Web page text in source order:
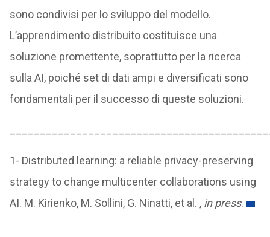
sono condivisi per lo sviluppo del modello.
L’apprendimento distribuito costituisce una
soluzione promettente, soprattutto per la ricerca
sulla AI, poiché set di dati ampi e diversificati sono
fondamentali per il successo di queste soluzioni.
1- Distributed learning: a reliable privacy-preserving
strategy to change multicenter collaborations using
AI. M. Kirienko, M. Sollini, G. Ninatti, et al. , in press.